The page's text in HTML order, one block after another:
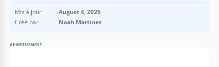
Mis à jour
August 4, 2026
Créé par
Noah Martinez
ADVERTISEMENT